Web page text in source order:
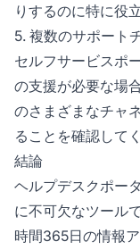
りするのに特に役
5. 複数のサポート
セルフサービスポ
の支援が必要な場
のさまざまなチャ
ることを確認して
結論
ヘルプデスクポー
に不可欠なツール
時間365日の情報